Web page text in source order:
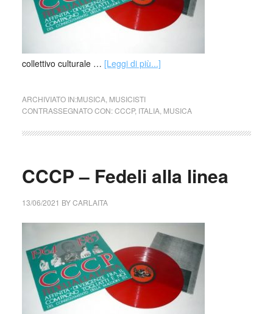
collettivo culturale … [Leggi di più...]
ARCHIVIATO IN:MUSICA, MUSICISTI
CONTRASSEGNATO CON:CCCP, ITALIA, MUSICA
CCCP – Fedeli alla linea
13/06/2021 BYCARLAITA